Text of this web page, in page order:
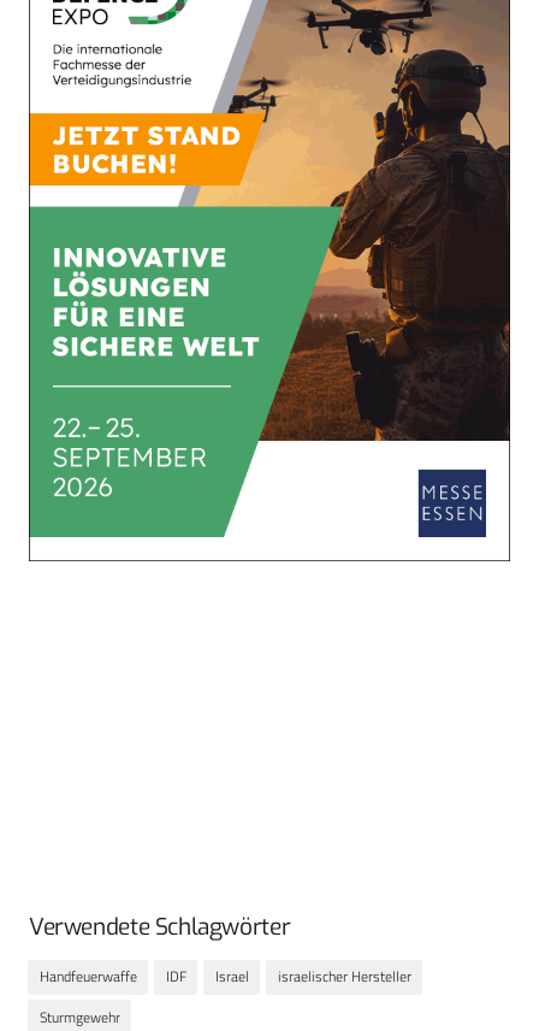
Verwendete Schlagwörter
Handfeuerwaffe IDF Israel
israelischer Hersteller
Sturmgewehr